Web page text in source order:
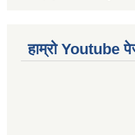
हाम्रो Youtube